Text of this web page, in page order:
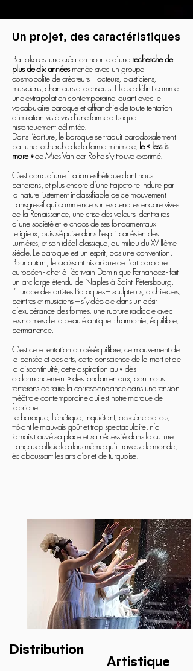
Un projet, des caractéristiques
Barroko est une création nourrie d’une recherche de
plus de dix annéesmenée avec un groupe
cosmopolite de créateurs – acteurs, plasticiens,
musiciens, chanteurs et danseurs. Elle se définit comme
une extrapolation contemporaine jouant avec le
vocabulaire baroque et affranchie de toute tentation
d’imitation vis à vis d’une forme artistique
historiquement délimitée.
Dans l’écriture, le baroque se traduit paradoxalement
par une recherche de la forme minimale, le « less is
more »de Mies Van der Rohe s’y trouve exprimé.
C’est donc d’une filiation esthétique dont nous
parlerons, et plus encore d’une trajectoire induite par
la nature justement inclassifiable de ce mouvement
transgressif qui commence sur les cendres encore vives
de la Renaissance, une crise des valeurs identitaires
d’une société et le chaos de ses fondamentaux
religieux, puis s’épuise dans l’esprit cartésien des
Lumières, et son idéal classique, au milieu du XVIIIème
siècle. Le baroque est un esprit, pas une convention.
Pour autant, le croissant historique de l’art baroque
européen - cher à l’écrivain Dominique Fernandez - fait
un arc large étendu de Naples à Saint- Pétersbourg.
L’Europe des artistes Baroques – sculpteurs, architectes,
peintres et musiciens – s’y déploie dans un désir
d’exubérance des formes, une rupture radicale avec
les normes de la beauté antique : harmonie, équilibre,
permanence.
C’est cette tentation du déséquilibre, ce mouvement de
la pensée et des arts, cette conscience de la mort et de
la discontinuité, cette aspiration au « dés-
ordonnancement » des fondamentaux, dont nous
tenterons de faire la correspondance dans une tension
théâtrale contemporaine qui est notre marque de
fabrique.
Le baroque, frénétique, inquiétant, obscène parfois,
frôlant le mauvais goût et trop spectaculaire, n’a
jamais trouvé sa place et sa nécessité dans la culture
française officielle alors même qu’il traverse le monde,
éclaboussant les arts d’or et de turquoise.
Distribution
Artistique